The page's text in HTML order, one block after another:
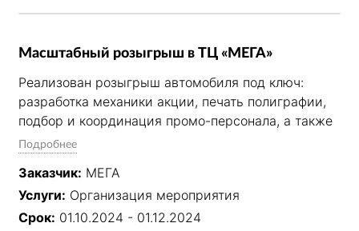
Масштабный розыгрыш в ТЦ «МЕГА»
Реализован розыгрыш автомобиля под ключ:
разработка механики акции, печать полиграфии,
подбор и координация промо-персонала, а также
продвижение в социальных сетях. Проект
вовлечённости и значительное увеличение
трафика за счёт сильного призового фонда и
комплексной коммуникации.
Подробнее
Заказчик: МЕГА
Услуги: Организация мероприятия
Срок: 01.10.2024 - 01.12.2024